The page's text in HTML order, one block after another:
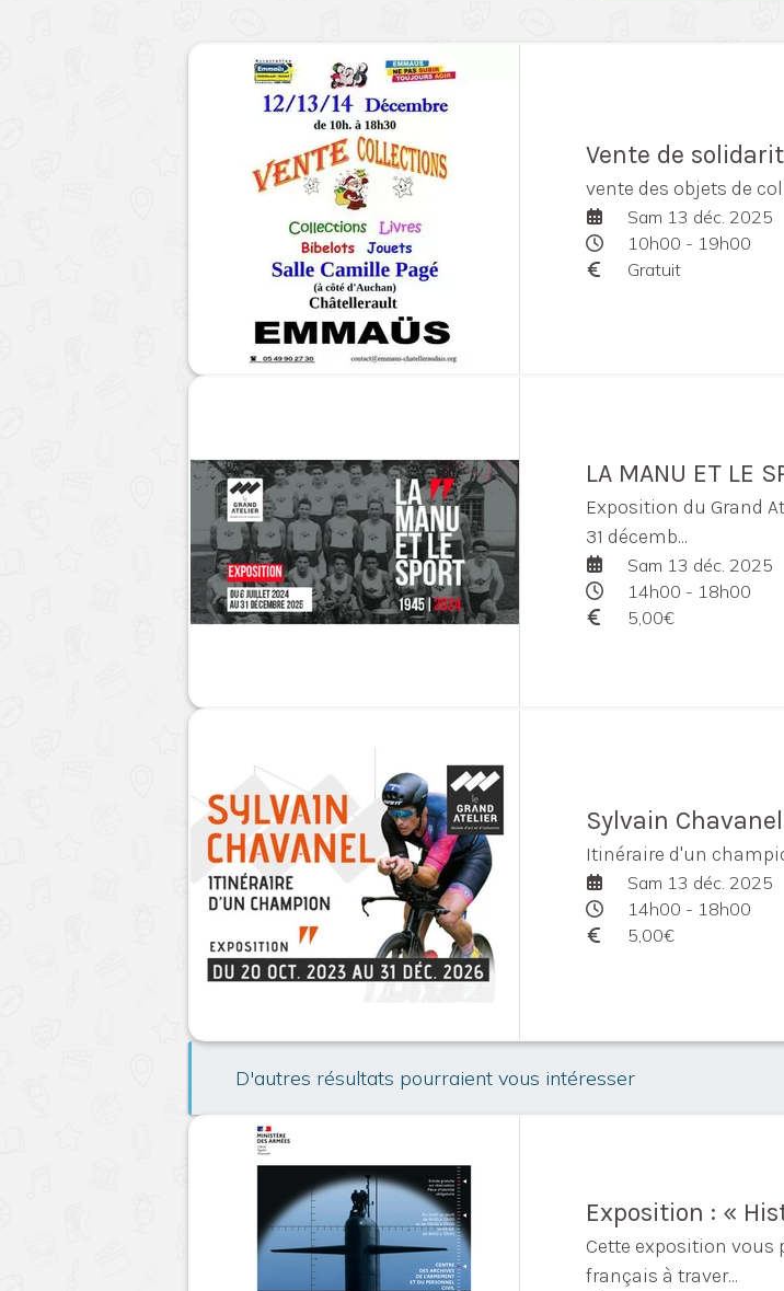
Vente de
vente des objets de
Sam 13 déc. 2025
10h00 - 19h00
Gratuit
LA MANU ET LE
Exposition du Grand
31 décemb...
Sam 13 déc. 2025
14h00 - 18h00
5,00€
Sylvain Chavanel
Itinéraire d'un
Sam 13 déc. 2025
14h00 - 18h00
5,00€
D'autres résultats pourraient vous intéresser
Exposition : «
Cette exposition vous
français à traver...